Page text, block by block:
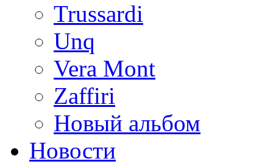
Trussardi
Unq
Vera Mont
Zaffiri
Новый альбом
Новости